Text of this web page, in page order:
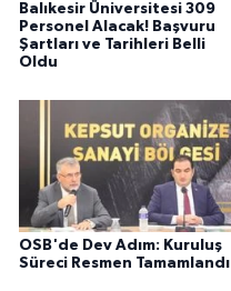
Balıkesir Üniversitesi 309
Personel Alacak! Başvuru
Şartları ve Tarihleri Belli
Oldu
OSB'de Dev Adım: Kuruluş
Süreci Resmen Tamamlandı